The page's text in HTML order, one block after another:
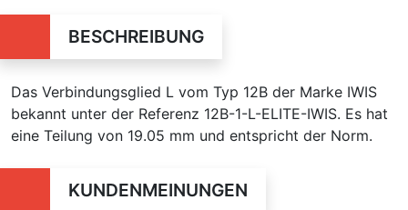
BESCHREIBUNG
Das Verbindungsglied L vom Typ 12B der Marke IWIS
bekannt unter der Referenz 12B-1-L-ELITE-IWIS. Es hat
eine Teilung von 19.05 mm und entspricht der Norm.
KUNDENMEINUNGEN